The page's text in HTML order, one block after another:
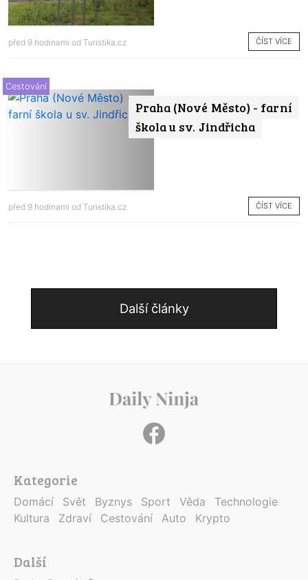
před 9 hodinami od Turistika.cz ČÍST VÍCE
Praha (Nové Město) - farní
škola u sv. Jindřicha
Cestování
před 9 hodinami od Turistika.cz ČÍST VÍCE
Další články
Kategorie
Domácí Svět Byznys Sport Věda
Technologie
Kultura
Zdraví Cestování Auto Krypto
Další